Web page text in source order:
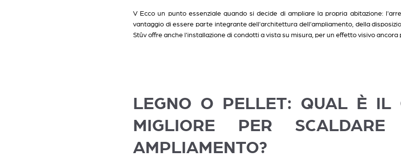
V Ecco un punto essenziale quando si decide di ampliare la propria abitazione:
vantaggio di essere parte integrante dell'architettura dell'ampliamento, della
Stûv offre anche l'installazione di condotti a vista su misura, per un effetto visivo ancora
LEGNO O PELLET: QUAL È IL
MIGLIORE PER
AMPLIAMENTO?